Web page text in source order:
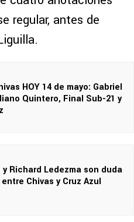
regular, antes de
HOY 14 de mayo: Gabriel
Quintero, Final Sub-21 y
Richard Ledezma son duda
Chivas y Cruz Azul